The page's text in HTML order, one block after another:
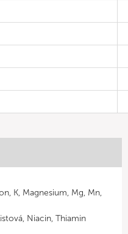
K, Magnesium, Mg, Mn,
Niacin, Thiamin